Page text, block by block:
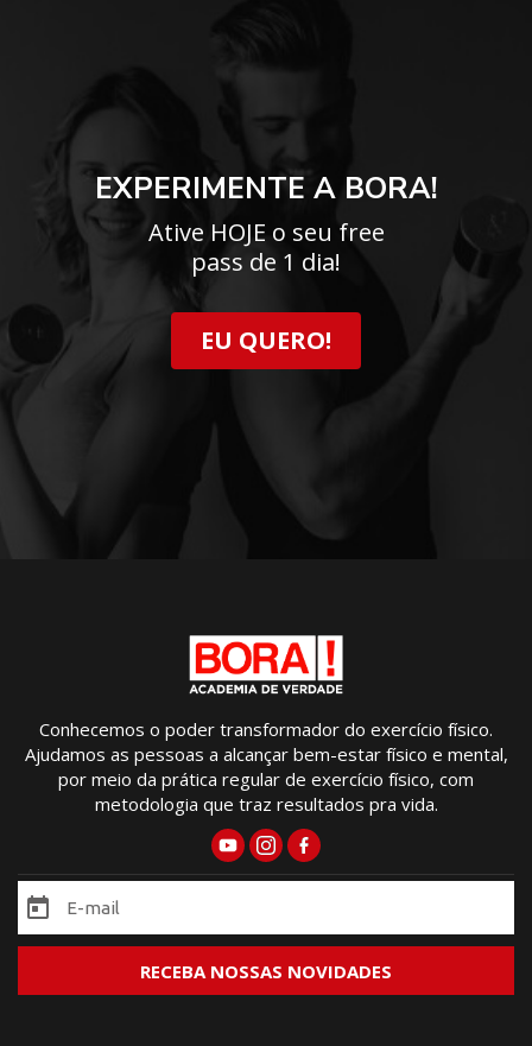
EXPERIMENTE A BORA!
Ative HOJE o seu free
pass de 1 dia!
EU QUERO!
Conhecemos o poder transformador do exercício físico.
Ajudamos as pessoas a alcançar bem-estar físico e mental,
por meio da prática regular de exercício físico, com
metodologia que traz resultados pra vida.